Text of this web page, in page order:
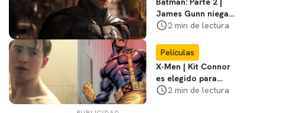
James Gunn niega
que se filme la parte
2 min de lectura
Películas
X-Men | Kit Connor
es elegido para
interpretar a
2 min de lectura